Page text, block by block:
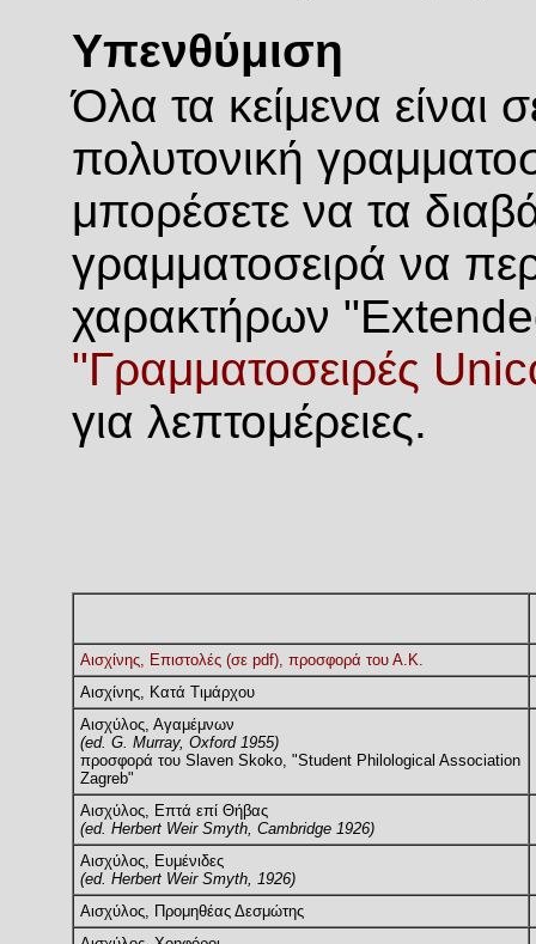
Υπενθύμιση
Όλα τα κείμενα είναι
πολυτονική
μπορέσετε να τα
γραμματοσειρά να
χαρακτήρων
"Γραμματοσειρές
για λεπτομέρειες.
Αισχίνης, Επιστολές (σε pdf), προσφορά του Α.Κ.
Αισχίνης, Κατά Τιμάρχου
Αισχύλος, Αγαμέμνων
(ed. G. Murray, Oxford 1955)
προσφορά του Slaven Skoko, "Student Philological Association
Zagreb"
Αισχύλος, Επτά επί Θήβας
(ed. Herbert Weir Smyth, Cambridge 1926)
Αισχύλος, Ευμένιδες
(ed. Herbert Weir Smyth, 1926)
Αισχύλος, Προμηθέας Δεσμώτης